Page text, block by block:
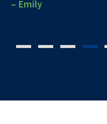
– Patrick Moore
– Angelo, New York
– Dottie, Pennsylvania
– Emily
– Andy